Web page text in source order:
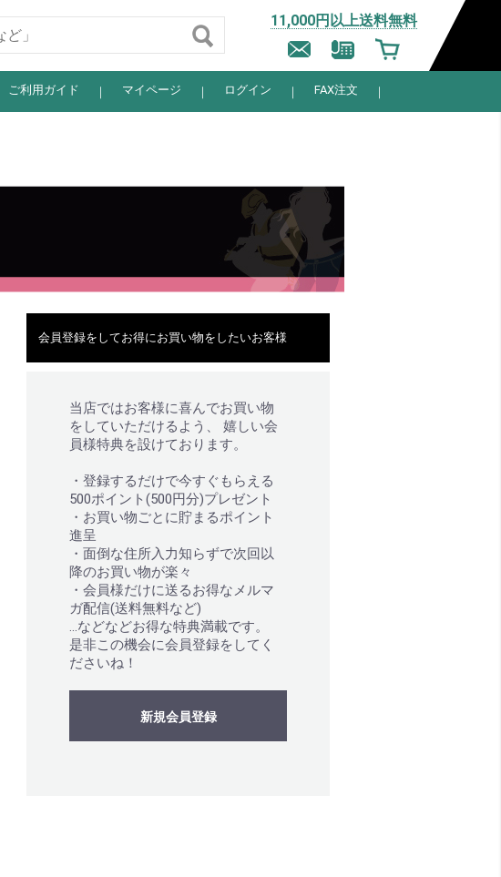
11,000円以上送料無料
ご利用ガイド マイページ ログイン FAX注文
会員登録をしてお得にお買い物をしたいお客様
当店ではお客様に喜んでお買い物
をしていただけるよう、 嬉しい会
員様特典を設けております。
・登録するだけで今すぐもらえる
500ポイント(500円分)プレゼント
・お買い物ごとに貯まるポイント
進呈
・面倒な住所入力知らずで次回以
降のお買い物が楽々
・会員様だけに送るお得なメルマ
ガ配信(送料無料など)
…などなどお得な特典満載です。
是非この機会に会員登録をしてく
ださいね！
新規会員登録